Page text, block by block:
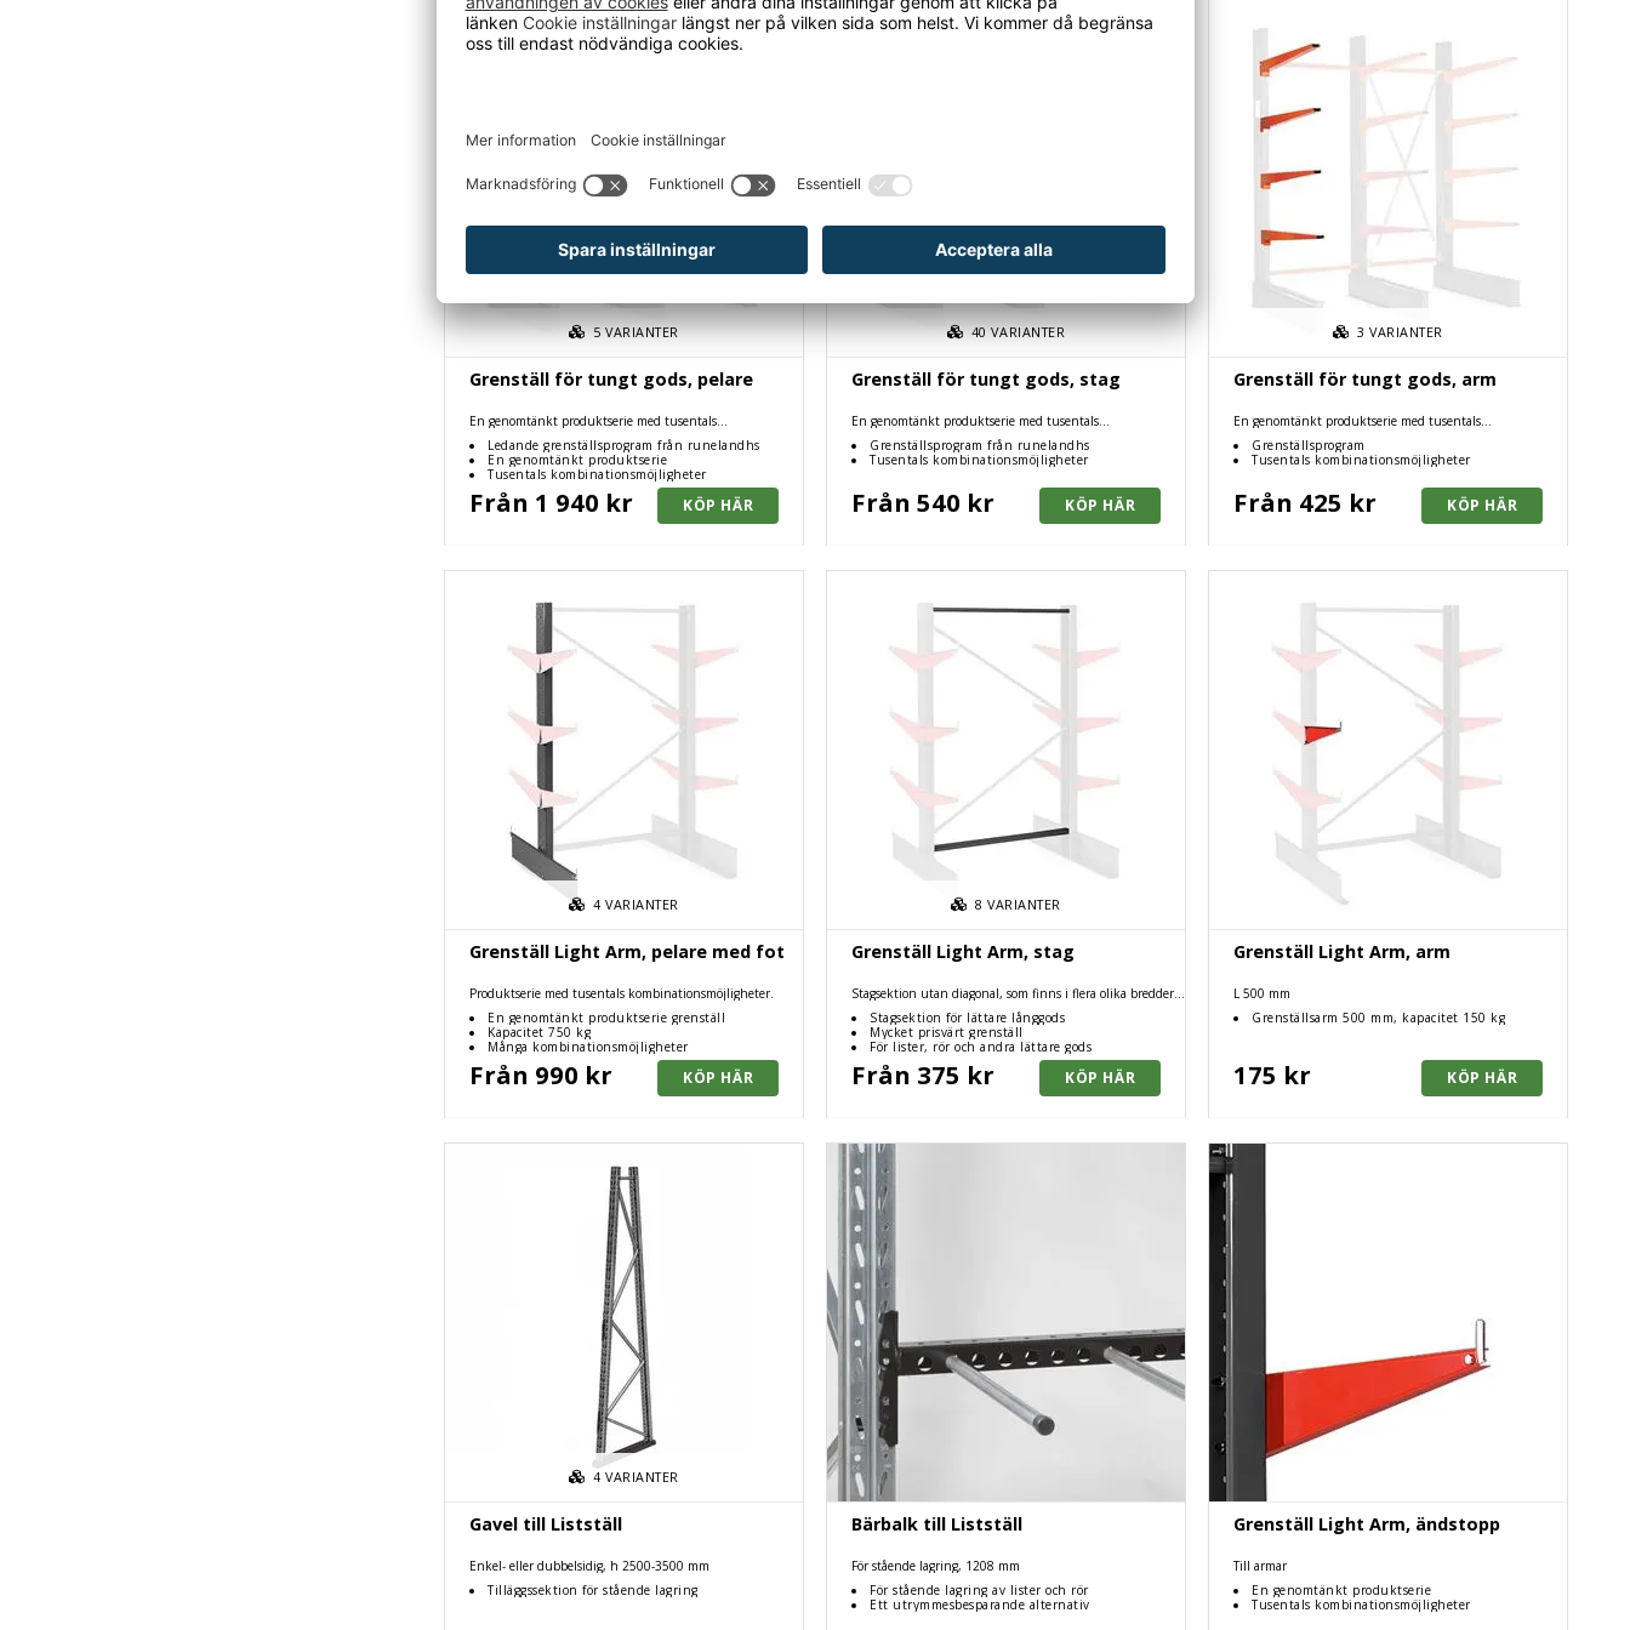
5VARIANTER
Grenställ för tungt gods, pelare
En genomtänkt produktserie med tusentals
Ledande grenställsprogram från runelandhs
En genomtänkt produktserie
Tusentals kombinationsmöjligheter
Från 1 940 kr
40VARIANTER
Grenställ för tungt gods, stag
En genomtänkt produktserie med tusentals
Grenställsprogram från runelandhs
Tusentals kombinationsmöjligheter
Från 540 kr
3VARIANTER
Grenställ för tungt gods, arm
En genomtänkt produktserie med tusentals
Grenställsprogram
Tusentals kombinationsmöjligheter
Från 425 kr
4VARIANTER
Grenställ Light Arm, pelare med fot
Produktserie med tusentals kombinationsmöjligheter.
En genomtänkt produktserie grenställ
Kapacitet 750 kg
Många kombinationsmöjligheter
Från 990 kr
8VARIANTER
Grenställ Light Arm, stag
Stagsektion utan diagonal, som finns i flera olika bredder
Stagsektion för lättare långgods
Mycket prisvärt grenställ
För lister, rör och andra lättare gods
Från 375 kr
Grenställ Light Arm, arm
L 500 mm
Grenställsarm 500 mm, kapacitet 150 kg
175 kr
4VARIANTER
Gavel till Listställ
Enkel- eller dubbelsidig, h 2500-3500 mm
Tilläggssektion för stående lagring
Bärbalk till Listställ
För stående lagring, 1208 mm
För stående lagring av lister och rör
Ett utrymmesbesparande alternativ
Grenställ Light Arm, ändstopp
Till armar
En genomtänkt produktserie
Tusentals kombinationsmöjligheter